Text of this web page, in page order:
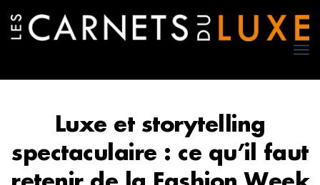
Luxe et storytelling
spectaculaire : ce qu’il faut